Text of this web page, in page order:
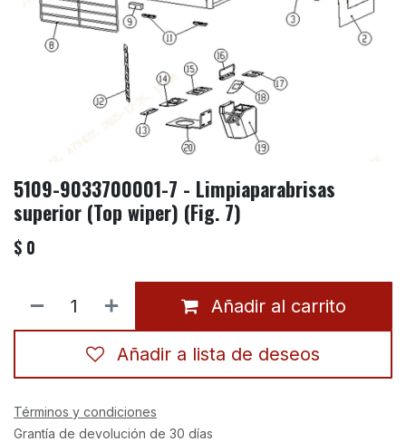
5109-9033700001-7 - Limpiaparabrisas
superior (Top wiper) (Fig. 7)
$ 0
Añadir al carrito
Añadir a lista de deseos
Términos y condiciones
Grantía de devolución de 30 días